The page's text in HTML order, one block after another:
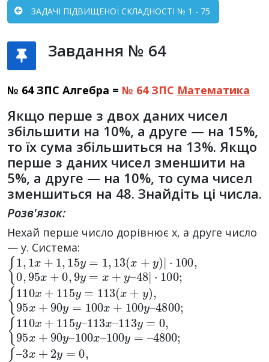
ЗАДАЧІ ПІДВИЩЕНОЇ СКЛАДНОСТІ № 1 - 75
Завдання № 64
№ 64 ЗПС Алгебра = № 64 ЗПС Математика
Якщо перше з двох даних чисел
збільшити на 10%, а друге — на 15%,
то їх сума збільшиться на 13%. Якщо
перше з даних чисел зменшити на
5%, а друге — на 10%, то сума чисел
зменшиться на 48. Знайдіть ці числа.
Розв'язок:
Нехай перше число дорівнює х, а друге число
— у. Система:
{1, 1x+ 1, 15 y=1 ,13(x+y)|
100,0 ,95x +0,9y=x+y–48|·100 ;
{110x+115y= 113(x+y ),95x+
4800;
{110x+115y–113x–
113y= 0,95x+90y–100x–
100y= –4800;
{–3x+2y=0 ,– 5x
10y=–4800;